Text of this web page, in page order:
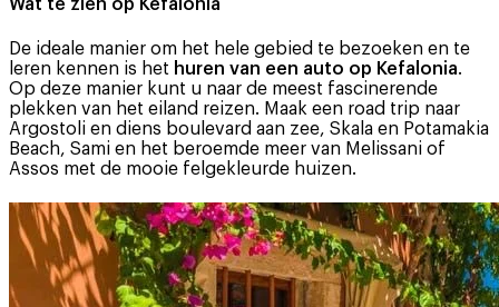
Wat te zien op Kefalonia
De ideale manier om het hele gebied te bezoeken en te
leren kennen is het huren van een auto op Kefalonia.
Op deze manier kunt u naar de meest fascinerende
plekken van het eiland reizen. Maak een road trip naar
Argostoli en diens boulevard aan zee, Skala en Potamakia
Beach, Sami en het beroemde meer van Melissani of
Assos met de mooie felgekleurde huizen.